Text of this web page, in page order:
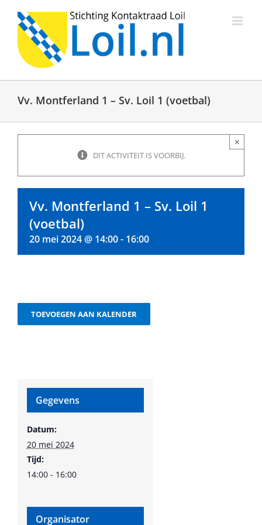
inhoud
Vv. Montferland 1 – Sv. Loil 1 (voetbal)
DIT ACTIVITEIT IS VOORBIJ.
×
Vv. Montferland 1 – Sv. Loil 1
(voetbal)
20 mei 2024 @ 14:00- 16:00
TOEVOEGEN AAN KALENDER
Gegevens
Datum:
20 mei 2024
Tijd:
14:00 - 16:00
Organisator